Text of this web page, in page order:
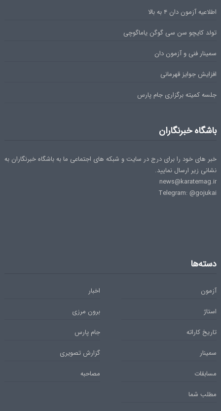
اطلاعیه آزمون دان ۴ به بالا
تولد کایچو سن سی گوگن یاماگوچی
سمینار فنی و آزمون دان
افزایش جوایز قهرمانی
جلسه کمیته برگزاری جام پارس
باشگاه خبرنگاران
خبر های خود را برای درج در سایت و شبکه های اجتماعی ما به باشگاه خبرنگاران به
نشانی زیر ارسال نمایید.
news@karatemag.ir
Telegram: @gojukai
دسته‌ها
آزمون
اخبار
استاژ
برون مرزی
تاریخ کاراته
جام پارس
سمینار
گزارش تصویری
مسابقات
مصاحبه
مطلب شما